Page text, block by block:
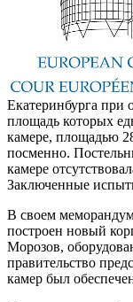
Екатеринбурга при
площадь которых
камере, площадью
посменно.
камере
Заключенные
В своем
построен новый
Морозов,
правительство
камер был